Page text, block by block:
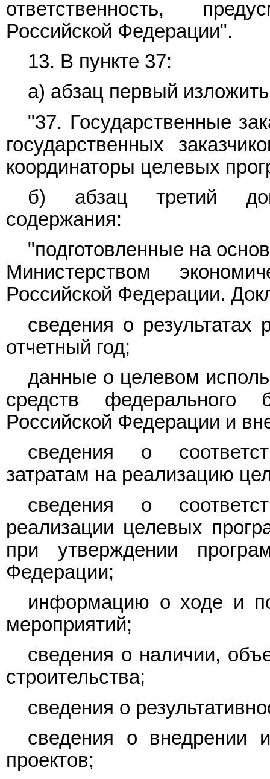
ответственность,
Российской Федерации".
13. В пункте 37:
а) абзац первый
"37. Государственные
государственных
координаторы целевых
б) абзац третий
содержания:
"подготовленные на
Министерством
Российской Федерации.
сведения о
отчетный год;
данные о целевом
средств федерального
Российской Федерации и
сведения о
затратам на реализацию
сведения о
реализации целевых
при утверждении
Федерации;
информацию о ходе и
мероприятий;
сведения о наличии,
строительства;
сведения о
сведения о внедрении
проектов;